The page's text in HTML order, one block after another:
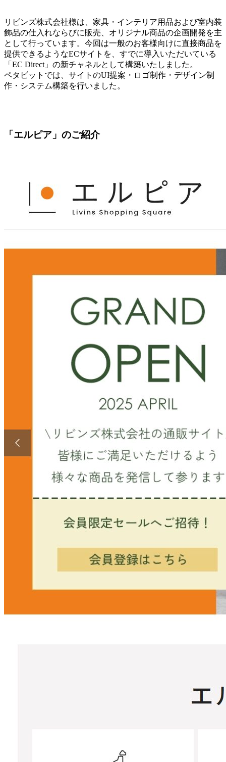
リビンズ株式会社様は、家具・インテリア用品および室内装
飾品の仕入れならびに販売、オリジナル商品の企画開発を主
として行っています。今回は一般のお客様向けに直接商品を
提供できるようなECサイトを、すでに導入いただいている
「EC Direct」の新チャネルとして構築いたしました。
ペタビットでは、サイトのUI提案・ロゴ制作・デザイン制
作・システム構築を行いました。
「エルピア」のご紹介